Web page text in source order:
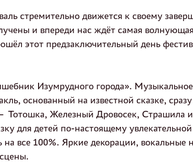
стремительно движется к своему
и впереди нас ждёт самая
этот предзаключительный день
Изумрудного города».
основанный на известной сказке,
Тотошка, Железный Дровосек, Страшила и
для детей по-настоящему
на все 100%. Яркие декорации,